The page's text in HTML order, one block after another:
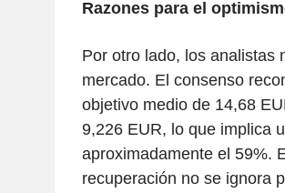
Razones para el
Por otro lado, los analistas
mercado. El consenso
objetivo medio de 14,68
9,226 EUR, lo que implica
aproximadamente el 59%.
recuperación no se ignora